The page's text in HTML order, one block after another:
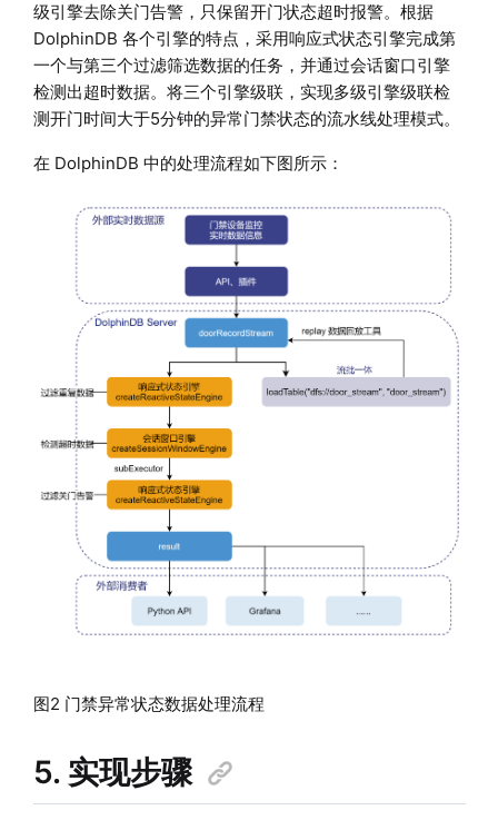
级引擎去除关门告警，只保留开门状态超时报警。根据
DolphinDB 各个引擎的特点，采用响应式状态引擎完成第
一个与第三个过滤筛选数据的任务，并通过会话窗口引擎
检测出超时数据。将三个引擎级联，实现多级引擎级联检
测开门时间大于5分钟的异常门禁状态的流水线处理模式。
在 DolphinDB 中的处理流程如下图所示：
图2 门禁异常状态数据处理流程
5. 实现步骤